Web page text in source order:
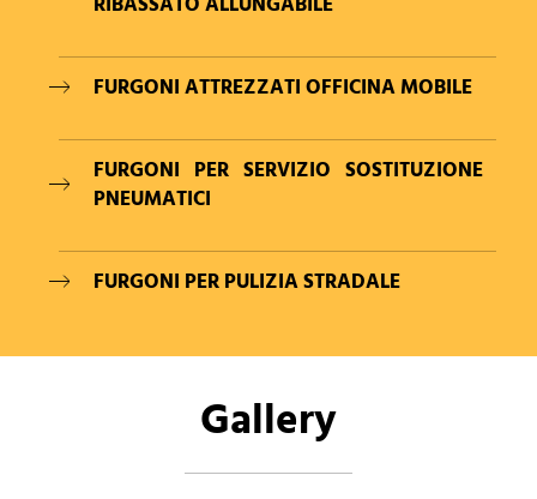
FURGONI ATTREZZATI OFFICINA MOBILE
FURGONI PER SERVIZIO SOSTITUZIONE
PNEUMATICI
FURGONI PER PULIZIA STRADALE
Gallery